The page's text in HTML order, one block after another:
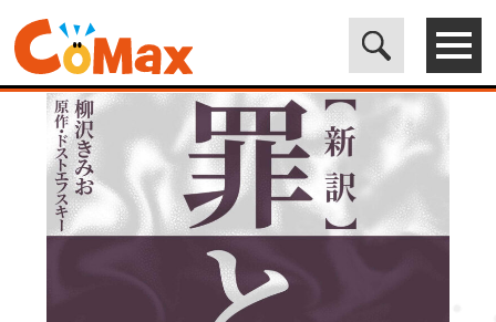
電子書籍マンガ CoMax(コマックス)公式サイト - 株式会社ICE>
ORIGINAL> 新訳 罪と罰 10